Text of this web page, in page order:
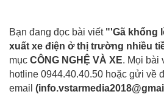
Bạn đang đọc bài viết "'Gã khổng
xuất xe điện ở thị trường nhiều
mục CÔNG NGHỆ VÀ XE. Mọi bài
hotline 0944.40.40.50 hoặc gửi về
email (